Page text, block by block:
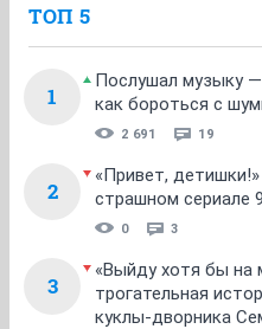
ТОП 5
1
Послушал музыку
как бороться с
2 691 19
2
«Привет,
страшном сериале
0 3
3
«Выйду хотя бы на
трогательная
куклы-дворника